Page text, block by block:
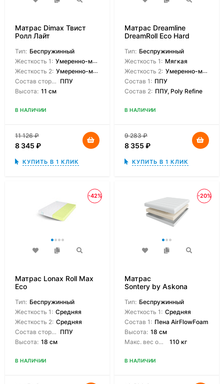
Матрас Dimax Твист
Ролл Лайт
Тип: Беспружинный
Жесткость 1: Умеренно-мягкая
Жесткость 2: Умеренно-мягкая
Состав сторон: ППУ
Высота: 11 см
В НАЛИЧИИ
11 126₽
8 345 ₽
КУПИТЬ В 1 КЛИК
Матрас Dreamline
DreamRoll Eco Hard
Тип: Беспружинный
Жесткость 1: Мягкая
Жесткость 2: Умеренно-мягкая
Состав 1: ППУ
Состав 2: ППУ, Poly Refine
В НАЛИЧИИ
9 283₽
8 355 ₽
КУПИТЬ В 1 КЛИК
-42%
Матрас Lonax Roll Max
Eco
Тип: Беспружинный
Жесткость 1: Средняя
Жесткость 2: Средняя
Состав сторон: ППУ
Высота: 18 см
В НАЛИЧИИ
-20%
Матрас
Sontery by Askona
Тип: Беспружинный
Жесткость 1: Средняя
Состав 1: Пена AirFlowFoam
Высота: 18 см
Макс. вес одного спящего:
110 кг
В НАЛИЧИИ